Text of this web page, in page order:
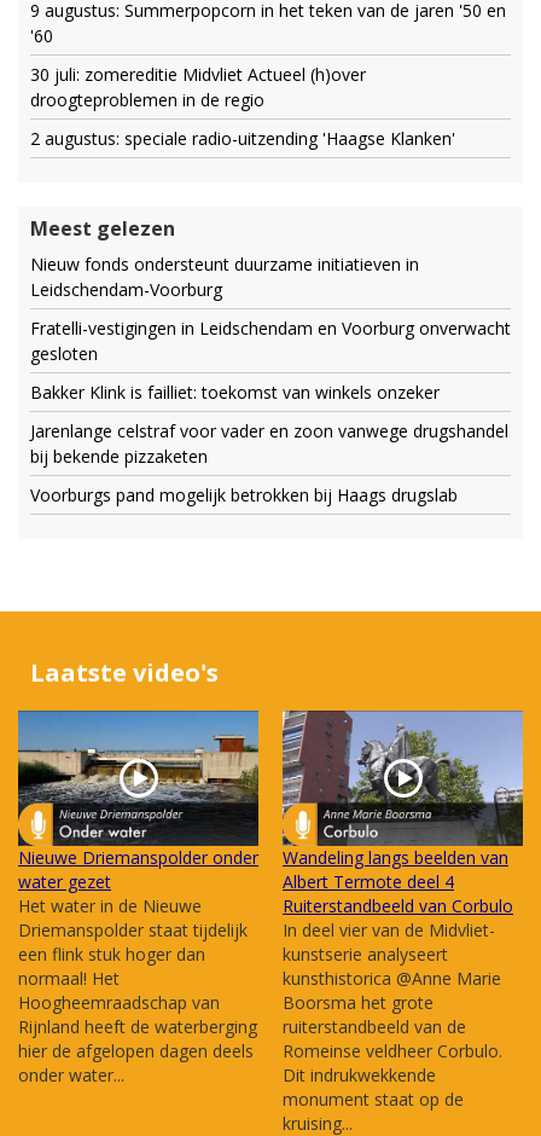
9 augustus: Summerpopcorn in het teken van de jaren '50 en
'60
30 juli: zomereditie Midvliet Actueel (h)over
droogteproblemen in de regio
2 augustus: speciale radio-uitzending 'Haagse Klanken'
Meest gelezen
Nieuw fonds ondersteunt duurzame initiatieven in
Leidschendam-Voorburg
Fratelli-vestigingen in Leidschendam en Voorburg onverwacht
gesloten
Bakker Klink is failliet: toekomst van winkels onzeker
Jarenlange celstraf voor vader en zoon vanwege drugshandel
bij bekende pizzaketen
Voorburgs pand mogelijk betrokken bij Haags drugslab
Laatste video's
Nieuwe Driemanspolder onder
water gezet
Het water in de Nieuwe
Driemanspolder staat tijdelijk
een flink stuk hoger dan
normaal! Het
Hoogheemraadschap van
Rijnland heeft de waterberging
hier de afgelopen dagen deels
onder water...
Wandeling langs beelden van
Albert Termote deel 4
Ruiterstandbeeld van Corbulo
In deel vier van de Midvliet-
kunstserie analyseert
kunsthistorica @Anne Marie
Boorsma het grote
ruiterstandbeeld van de
Romeinse veldheer Corbulo.
Dit indrukwekkende
monument staat op de
kruising...